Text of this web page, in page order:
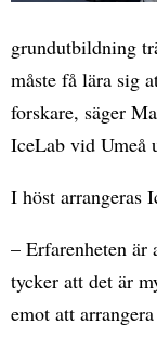
grundutbildning
måste få lära sig
forskare, säger
IceLab vid Umeå
I höst arrangeras
– Erfarenheten är
tycker att det är
emot att